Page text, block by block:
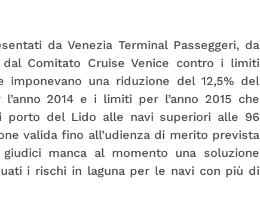
da Venezia Terminal Passeggeri, da
Comitato Cruise Venice contro i limiti
una riduzione del 12,5% del
2014 e i limiti per l’anno 2015 che
porto del Lido alle navi superiori alle 96
valida fino all’udienza di merito prevista
manca al momento una soluzione
i rischi in laguna per le navi con più di